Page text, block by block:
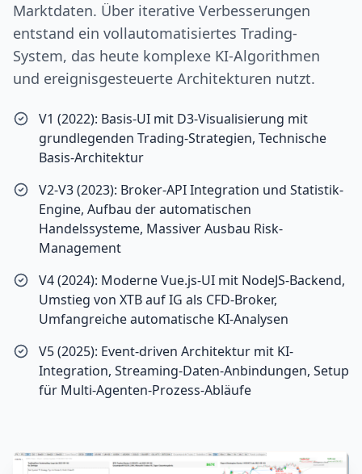
Marktdaten. Über iterative Verbesserungen
entstand ein vollautomatisiertes Trading-
System, das heute komplexe KI-Algorithmen
und ereignisgesteuerte Architekturen nutzt.
V1 (2022): Basis-UI mit D3-Visualisierung mit
grundlegenden Trading-Strategien, Technische
Basis-Architektur
V2-V3 (2023): Broker-API Integration und Statistik-
Engine, Aufbau der automatischen
Handelssysteme, Massiver Ausbau Risk-
Management
V4 (2024): Moderne Vue.js-UI mit NodeJS-Backend,
Umstieg von XTB auf IG als CFD-Broker,
Umfangreiche automatische KI-Analysen
V5 (2025): Event-driven Architektur mit KI-
Integration, Streaming-Daten-Anbindungen, Setup
für Multi-Agenten-Prozess-Abläufe